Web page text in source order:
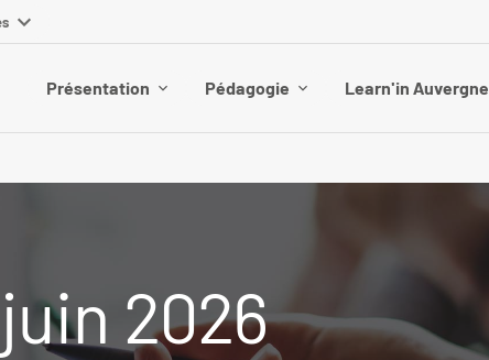
Présentation Pédagogie Learn'in Auvergne
2026